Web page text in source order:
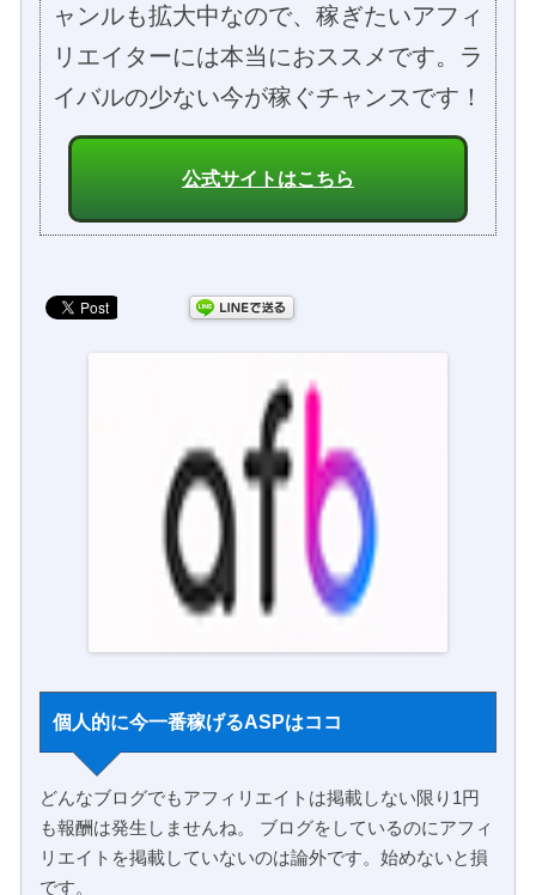
ャンルも拡大中なので、稼ぎたいアフィ
リエイターには本当におススメです。ラ
イバルの少ない今が稼ぐチャンスです！
公式サイトはこちら
個人的に今一番稼げるASPはココ
どんなブログでもアフィリエイトは掲載しない限り1円
も報酬は発生しませんね。 ブログをしているのにアフィ
リエイトを掲載していないのは論外です。始めないと損
です。